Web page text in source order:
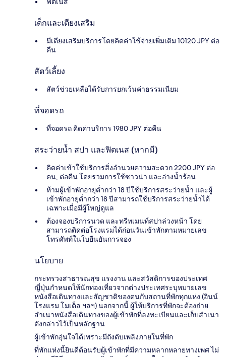
เด็กและเตียงเสริม
มีเตียงเสริมบริการโดยคิดค่าใช้จ่ายเพิ่มเติม 10120 JPY ต่อ
คืน
สัตว์เลี้ยง
สัตว์ช่วยเหลือได้รับการยกเว้นค่าธรรมเนียม
ที่จอดรถ
ที่จอดรถ คิดค่าบริการ 1980 JPY ต่อคืน
สระว่ายน้ำ สปา และฟิตเนส (หากมี)
คิดค่าเข้าใช้บริการสิ่งอำนวยความสะดวก 2200 JPY ต่อ
คน, ต่อคืน โดยรวมการใช้ซาวน่า และอ่างน้ำร้อน
ห้ามผู้เข้าพักอายุต่ำกว่า 18 ปีใช้บริการสระว่ายน้ำ และผู้
เข้าพักอายุต่ำกว่า 18 ปีสามารถใช้บริการสระว่ายน้ำได้
เฉพาะเมื่อมีผู้ใหญ่ดูแล
ต้องจองบริการนวด และทรีทเมนท์สปาล่วงหน้า โดย
สามารถติดต่อโรงแรมได้ก่อนวันเข้าพักตามหมายเลข
โทรศัพท์ในใบยืนยันการจอง
นโยบาย
กระทรวงสาธารณสุข แรงงาน และสวัสดิการของประเทศ
ญี่ปุ่นกำหนดให้นักท่องเที่ยวจากต่างประเทศระบุหมายเลข
หนังสือเดินทางและสัญชาติของตนกับสถานที่พักทุกแห่ง (อินน์
โรงแรม โมเต็ล ฯลฯ) นอกจากนี้ ผู้ให้บริการที่พักจะต้องถ่าย
สำเนาหนังสือเดินทางของผู้เข้าพักที่ลงทะเบียนและเก็บสำเนา
ดังกล่าวไว้เป็นหลักฐาน
ผู้เข้าพักอุ่นใจได้เพราะมีถังดับเพลิงภายในที่พัก
ที่พักแห่งนี้ยินดีต้อนรับผู้เข้าพักที่มีความหลากหลายทางเพศ ไม่